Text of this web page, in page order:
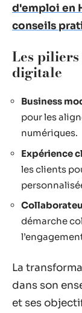
d'emploi en
conseils
Les
digitale
Business
pour les
numériques.
Expérience
les clients
démarche
La
dans son
et ses